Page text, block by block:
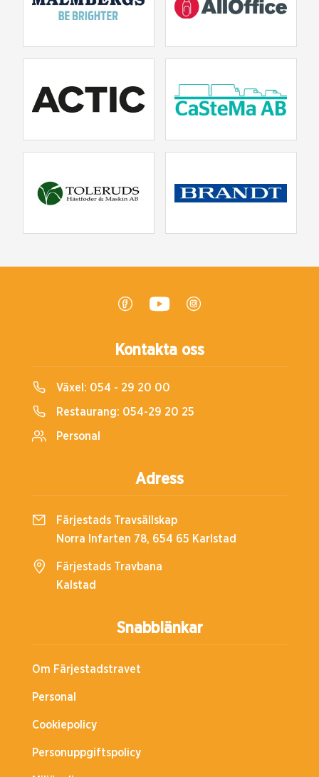
Snabblänkar
Om Färjestadstravet
Personal
Cookiepolicy
Personuppgiftspolicy
Kontakta oss
Växel: 054 - 29 20 00
Restaurang: 054-29 20 25
Personal
Adress
Färjestads Travsällskap
Norra Infarten 78, 654 65 Karlstad
Färjestads Travbana
Kalstad